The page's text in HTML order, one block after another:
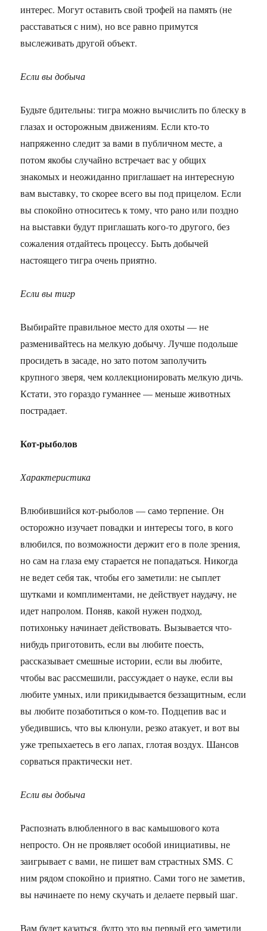
интерес. Могут оставить свой трофей на память (не
расставаться с ним), но все равно примутся
выслеживать другой объект.
Если вы добыча
Будьте бдительны: тигра можно вычислить по блеску в
глазах и осторожным движениям. Если кто-то
напряженно следит за вами в публичном месте, а
потом якобы случайно встречает вас у общих
знакомых и неожиданно приглашает на интересную
вам выставку, то скорее всего вы под прицелом. Если
вы спокойно относитесь к тому, что рано или поздно
на выставки будут приглашать кого-то другого, без
сожаления отдайтесь процессу. Быть добычей
настоящего тигра очень приятно.
Если вы тигр
Выбирайте правильное место для охоты — не
разменивайтесь на мелкую добычу. Лучше подольше
просидеть в засаде, но зато потом заполучить
крупного зверя, чем коллекционировать мелкую дичь.
Кстати, это гораздо гуманнее — меньше животных
пострадает.
Кот-рыболов
Характеристика
Влюбившийся кот-рыболов — само терпение. Он
осторожно изучает повадки и интересы того, в кого
влюбился, по возможности держит его в поле зрения,
но сам на глаза ему старается не попадаться. Никогда
не ведет себя так, чтобы его заметили: не сыплет
шутками и комплиментами, не действует наудачу, не
идет напролом. Поняв, какой нужен подход,
потихоньку начинает действовать. Вызывается что-
нибудь приготовить, если вы любите поесть,
рассказывает смешные истории, если вы любите,
чтобы вас рассмешили, рассуждает о науке, если вы
любите умных, или прикидывается беззащитным, если
вы любите позаботиться о ком-то. Подцепив вас и
убедившись, что вы клюнули, резко атакует, и вот вы
уже трепыхаетесь в его лапах, глотая воздух. Шансов
сорваться практически нет.
Если вы добыча
Распознать влюбленного в вас камышового кота
непросто. Он не проявляет особой инициативы, не
заигрывает с вами, не пишет вам страстных SMS. С
ним рядом спокойно и приятно. Сами того не заметив,
вы начинаете по нему скучать и делаете первый шаг.
Вам будет казаться, будто это вы первый его заметили